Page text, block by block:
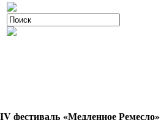
IV фестиваль «Медленное